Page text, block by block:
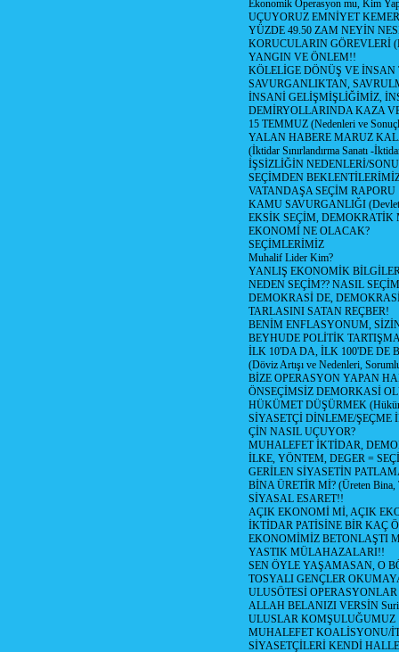
Ekonomik Operasyon mu, Kim
UÇUYORUZ EMNİYET
YÜZDE 49.50 ZAM NEYİN
KORUCULARIN GÖREVLERİ
YANGIN VE ÖNLEM!!
KÖLELİGE DÖNÜŞ VE İNSAN
SAVURGANLIKTAN,
İNSANİ GELİŞMİŞLİĞİMİZ,
DEMİRYOLLARINDA KAZA
15 TEMMUZ (Nedenleri ve
YALAN HABERE MARUZ
(İktidar Sınırlandırma Sanatı -
İŞSİZLİĞİN NEDENLERİ/
SEÇİMDEN
VATANDAŞA SEÇİM RAPORU
KAMU SAVURGANLIĞI (Devlet
EKSİK SEÇİM, DEMOKRATİK
EKONOMİ NE OLACAK?
SEÇİMLERİMİZ
Muhalif Lider Kim?
YANLIŞ EKONOMİK
NEDEN SEÇİM?? NASIL
DEMOKRASİ DE,
TARLASINI SATAN REÇBER!
BENİM ENFLASYONUM,
BEYHUDE POLİTİK
İLK 10'DA DA, İLK 100'DE DE
(Döviz Artışı ve Nedenleri,
BİZE OPERASYON YAPAN
ÖNSEÇİMSİZ DEMORKASİ
HÜKÜMET DÜŞÜRMEK
SİYASETÇİ DİNLEME/ŞEÇME
ÇİN NASIL UÇUYOR?
MUHALEFET İKTİDAR,
İLKE, YÖNTEM, DEGER =
GERİLEN SİYASETİN
BİNA ÜRETİR Mİ? (Üreten Bina,
SİYASAL ESARET!!
AÇIK EKONOMİ Mİ, AÇIK
İKTİDAR PATİSİNE BİR KAÇ
EKONOMİMİZ BETONLAŞTI
YASTIK MÜLAHAZALARI!!
SEN ÖYLE YAŞAMASAN, O
TOSYALI GENÇLER
ULUSÖTESİ OPERASYONLAR
ALLAH BELANIZI VERSİN
ULUSLAR KOMŞULUĞUMUZ
MUHALEFET KOALİSYONU/
SİYASETÇİLERİ KENDİ